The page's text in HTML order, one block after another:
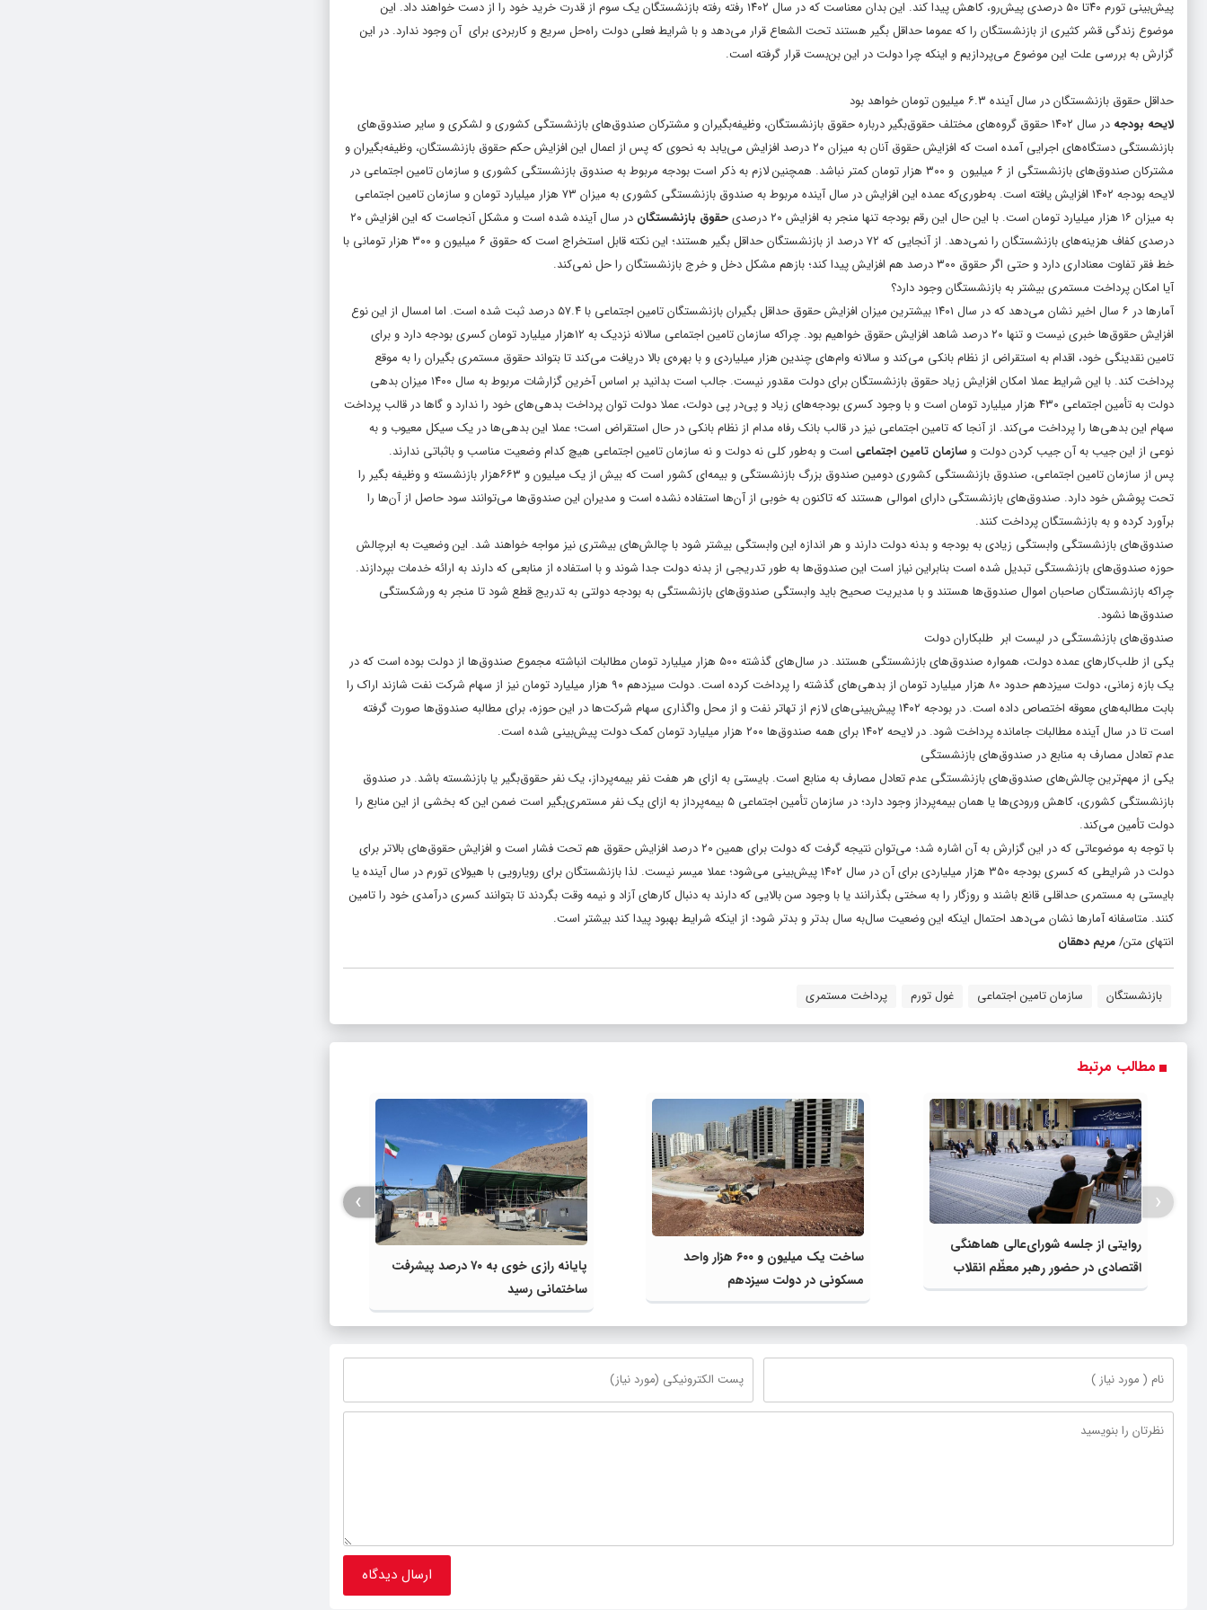
پیش‌بینی تورم ۴۰تا ۵۰ درصدی پیش‌رو، کاهش پیدا کند. این بدان معناست که در سال ۱۴۰۲ رفته رفته بازنشستگان یک سوم از قدرت خرید خود را از دست خواهند داد. این
موضوع زندگی قشر کثیری از بازنشستگان را که عموما حداقل بگیر هستند تحت الشعاع قرار می‌دهد و با شرایط فعلی دولت راه‌حل سریع و کاربردی برای آن وجود ندارد. در این
گزارش به بررسی علت این موضوع می‌پردازیم و اینکه چرا دولت در این بن‌بست قرار گرفته است.
حداقل حقوق بازنشستگان در سال آینده ۶.۳ میلیون تومان خواهد بود
لایحه بودجه
در سال ۱۴۰۲ حقوق گروه‌های مختلف حقوق‌بگیر درباره حقوق بازنشستگان، وظیفه‌بگیران و مشترکان صندوق‌های بازنشستگی کشوری و لشکری و سایر صندوق‌های
بازنشستگی دستگاه‌های اجرایی آمده است که افزایش حقوق آنان به میزان ۲۰ درصد افزایش می‌یابد به نحوی که پس از اعمال این افزایش حکم حقوق بازنشستگان، وظیفه‌بگیران و
مشترکان صندوق‌های بازنشستگی از ۶ میلیون و ۳۰۰ هزار تومان کمتر نباشد. همچنین لازم به ذکر است بودجه مربوط به صندوق بازنشستگی کشوری و سازمان تامین اجتماعی در
لایحه بودجه ۱۴۰۲ افزایش یافته است. به‌طوری‌که عمده این افزایش در سال آینده مربوط به صندوق بازنشستگی کشوری به میزان ۷۳ هزار میلیارد تومان و سازمان تامین اجتماعی
به میزان ۱۶ هزار میلیارد تومان است. با این حال این رقم بودجه تنها منجر به افزایش ۲۰ درصدی
حقوق بازنشستگان
در سال آینده شده است و مشکل آنجاست که این افزایش ۲۰
درصدی کفاف هزینه‌های بازنشستگان را نمی‌دهد. از آنجایی که ۷۲ درصد از بازنشستگان حداقل بگیر هستند؛ این نکته قابل استخراج است که حقوق ۶ میلیون و ۳۰۰ هزار تومانی با
خط فقر تفاوت معناداری دارد و حتی اگر حقوق ۳۰۰ درصد هم افزایش پیدا کند؛ بازهم مشکل دخل و خرج بازنشستگان را حل نمی‌کند.
آیا امکان پرداخت مستمری بیشتر به بازنشستگان وجود دارد؟
آمارها در ۶ سال اخیر نشان می‌دهد که در سال ۱۴۰۱ بیشترین میزان افزایش حقوق حداقل بگیران بازنشستگان تامین اجتماعی با ۵۷.۴ درصد ثبت شده است. اما امسال از این نوع
افزایش حقوق‌ها خبری نیست و تنها ۲۰ درصد شاهد افزایش حقوق خواهیم بود. چراکه سازمان تامین اجتماعی سالانه نزدیک به ۱۲هزار میلیارد تومان کسری بودجه دارد و برای
تامین نقدینگی خود، اقدام به استقراض از نظام بانکی می‌کند و سالانه وام‌های چندین هزار میلیاردی و با بهره‌ی بالا دریافت می‌کند تا بتواند حقوق مستمری بگیران را به موقع
پرداخت کند. با این شرایط عملا امکان افزایش زیاد حقوق بازنشستگان برای دولت مقدور نیست. جالب است بدانید بر اساس آخرین گزارشات مربوط به سال ۱۴۰۰ میزان بدهی
دولت به تأمین اجتماعی ۴۳۰ هزار میلیارد تومان است و با وجود کسری بودجه‌های زیاد و پی‌در پی دولت، عملا دولت توان پرداخت بدهی‌های خود را ندارد و گاها در قالب پرداخت
سهام این بدهی‌ها را پرداخت می‌کند. از آنجا که تامین اجتماعی نیز در قالب بانک رفاه مدام از نظام بانکی در حال استقراض است؛ عملا این بدهی‌ها در یک سیکل معیوب و به
نوعی از این جیب به آن جیب کردن دولت و سازمان تامین اجتماعی است و به‌طور کلی نه دولت و نه سازمان تامین اجتماعی هیچ کدام وضعیت مناسب و باثباتی ندارند.
پس از سازمان تامین اجتماعی، صندوق بازنشستگی کشوری دومین صندوق بزرگ بازنشستگی و بیمه‌ای کشور است که بیش از یک میلیون و ۶۶۳هزار بازنشسته و وظیفه بگیر را
تحت پوشش خود دارد. صندوق‌های بازنشستگی دارای اموالی هستند که تاکنون به خوبی از آن‌ها استفاده نشده است و مدیران این صندوق‌ها می‌توانند سود حاصل از آن‌ها را
برآورد کرده و به بازنشستگان پرداخت کنند.
صندوق‌های بازنشستگی وابستگی زیادی به بودجه و بدنه دولت دارند و هر اندازه این وابستگی بیشتر شود با چالش‌های بیشتری نیز مواجه خواهند شد. این وضعیت به ابرچالش
حوزه صندوق‌های بازنشستگی تبدیل شده است بنابراین نیاز است این صندوق‌ها به طور تدریجی از بدنه دولت جدا شوند و با استفاده از منابعی که دارند به ارائه خدمات بپردازند.
چراکه بازنشستگان صاحبان اموال صندوق‌ها هستند و با مدیریت صحیح باید وابستگی صندوق‌های بازنشستگی به بودجه دولتی به تدریج قطع شود تا منجر به ورشکستگی
صندوق‌ها نشود.
صندوق‌های بازنشستگی در لیست ابر طلبکاران دولت
یکی از طلب‌کارهای عمده دولت، همواره صندوق‌های بازنشستگی هستند. در سال‌های گذشته ۵۰۰ هزار میلیارد تومان مطالبات انباشته مجموع صندوق‌ها از دولت بوده است که در
یک بازه زمانی، دولت سیزدهم حدود ۸۰ هزار میلیارد تومان از بدهی‌های گذشته را پرداخت کرده است. دولت سیزدهم ۹۰ هزار میلیارد تومان نیز از سهام شرکت نفت شازند اراک را
بابت مطالبه‌های معوقه اختصاص داده است. در بودجه ۱۴۰۲ پیش‌بینی‌های لازم از تهاتر نفت و از محل واگذاری سهام شرکت‌ها در این حوزه، برای مطالبه صندوق‌ها صورت گرفته
است تا در سال آینده مطالبات جامانده پرداخت شود. در لایحه ۱۴۰۲ برای همه صندوق‌ها ۲۰۰ هزار میلیارد تومان کمک دولت پیش‌بینی شده است.
عدم تعادل مصارف به منابع در صندوق‌های بازنشستگی
یکی از مهم‌ترین چالش‌های صندوق‌های بازنشستگی عدم تعادل مصارف به منابع است. بایستی به ازای هر هفت نفر بیمه‌‌پرداز، یک نفر حقوق‌بگیر یا بازنشسته باشد. در صندوق
بازنشستگی کشوری، کاهش ورودی‌ها یا همان بیمه‌‌پرداز وجود دارد؛ در سازمان تأمین اجتماعی ۵ بیمه‌پرداز به ازای یک نفر مستمری‌بگیر است ضمن این که بخشی از این منابع را
دولت تأمین می‌کند.
با توجه به موضوعاتی که در این گزارش به آن اشاره شد؛ می‌توان نتیجه گرفت که دولت برای همین ۲۰ درصد افزایش حقوق هم تحت فشار است و افزایش حقوق‌های بالاتر برای
دولت در شرایطی که کسری بودجه ۳۵۰ هزار میلیاردی برای آن در سال ۱۴۰۲ پیش‌بینی می‌شود؛ عملا میسر نیست. لذا بازنشستگان برای رویارویی با هیولای تورم در سال آینده یا
بایستی به مستمری حداقلی قانع باشند و روزگار را به سختی بگذرانند یا با وجود سن بالایی که دارند به دنبال کارهای آزاد و نیمه وقت بگردند تا بتوانند کسری درآمدی خود را تامین
کنند. متاسفانه آمارها نشان‌ می‌دهد احتمال اینکه این وضعیت سال‌به سال بدتر و بدتر شود؛ از اینکه شرایط بهبود پیدا کند بیشتر است.
انتهای متن/مریم دهقان
بازنشستگان سازمان تامین اجتماعی غول تورم پرداخت مستمری
مطالب مرتبط
روایتی از جلسه شورای‌عالی هماهنگی
اقتصادی در حضور رهبر معظّم انقلاب
ساخت یک میلیون و ۶۰۰ هزار واحد
مسکونی در دولت سیزدهم
پایانه رازی خوی به ۷۰ درصد پیشرفت
ساختمانی رسید
‹
›